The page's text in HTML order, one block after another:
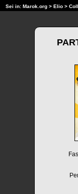
Sei in: Marok.org > Elio >